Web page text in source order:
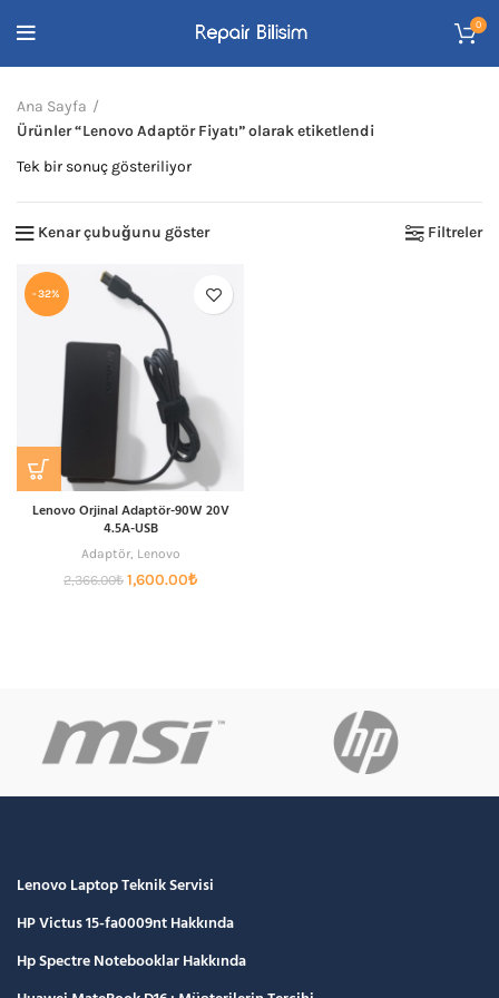
0
Ana Sayfa
Ürünler “Lenovo Adaptör Fiyatı” olarak etiketlendi
Tek bir sonuç gösteriliyor
Kenar çubuğunu göster Filtreler
-32%
Lenovo Orjinal Adaptör-90W 20V
4.5A-USB
Adaptör, Lenovo
2,366.00₺ Orijinal
1,600.00₺Şu
Lenovo Laptop Teknik Servisi
HP Victus 15-fa0009nt Hakkında
Hp Spectre Notebooklar Hakkında